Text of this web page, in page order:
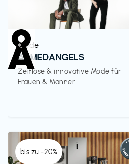
Mode
ARMEDANGELS
Zeitlose & innovative Mode für
Frauen & Männer.
€‎
bis zu -20%